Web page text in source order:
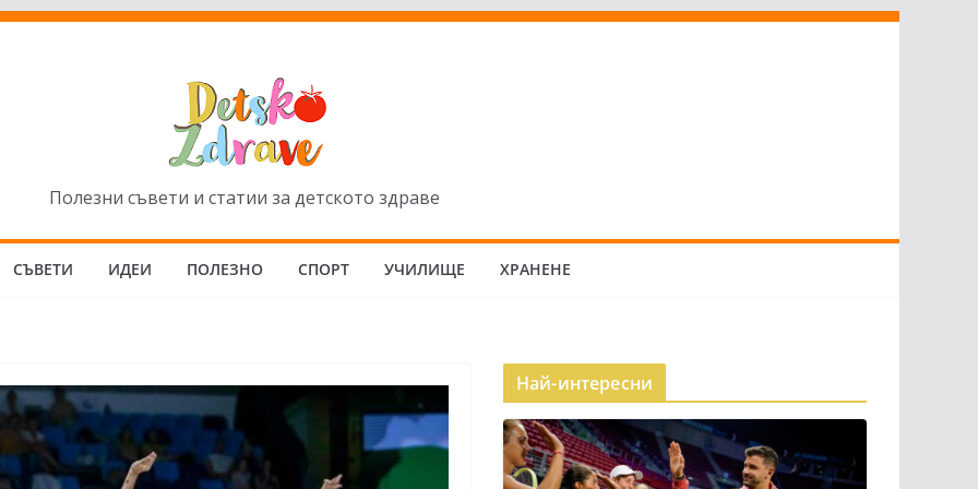
Полезни съвети и статии за детското здраве
СЪВЕТИ ИДЕИ ПОЛЕЗНО СПОРТ УЧИЛИЩЕ ХРАНЕНЕ
Най-интересни